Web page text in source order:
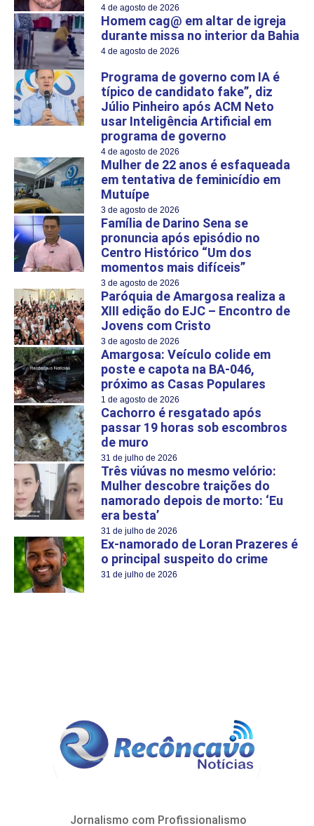
4 de agosto de 2026
Homem cag@ em altar de igreja
durante missa no interior da Bahia
4 de agosto de 2026
Programa de governo com IA é
típico de candidato fake”, diz
Júlio Pinheiro após ACM Neto
usar Inteligência Artificial em
programa de governo
4 de agosto de 2026
Mulher de 22 anos é esfaqueada
em tentativa de feminicídio em
Mutuípe
3 de agosto de 2026
Família de Darino Sena se
pronuncia após episódio no
Centro Histórico “Um dos
momentos mais difíceis”
3 de agosto de 2026
Paróquia de Amargosa realiza a
XIII edição do EJC – Encontro de
Jovens com Cristo
3 de agosto de 2026
Amargosa: Veículo colide em
poste e capota na BA-046,
próximo as Casas Populares
1 de agosto de 2026
Cachorro é resgatado após
passar 19 horas sob escombros
de muro
31 de julho de 2026
Três viúvas no mesmo velório:
Mulher descobre traições do
namorado depois de morto: ‘Eu
era besta’
31 de julho de 2026
Ex-namorado de Loran Prazeres é
o principal suspeito do crime
31 de julho de 2026
Jornalismo com Profissionalismo